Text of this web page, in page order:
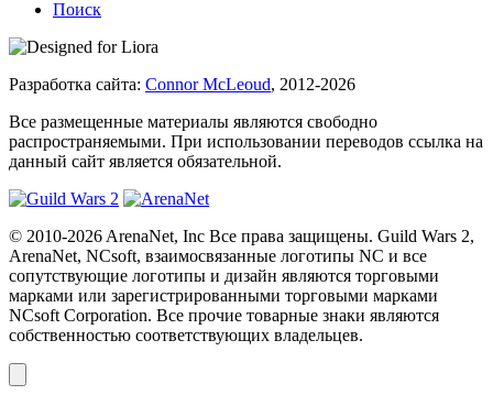
Поиск
Разработка сайта: Connor McLeoud, 2012-2026
Все размещенные материалы являются свободно
распространяемыми. При использовании переводов ссылка на
данный сайт является обязательной.
© 2010-2026 ArenaNet, Inc Все права защищены. Guild Wars 2,
ArenaNet, NCsoft, взаимосвязанные логотипы NC и все
сопутствующие логотипы и дизайн являются торговыми
марками или зарегистрированными торговыми марками
NCsoft Corporation. Все прочие товарные знаки являются
собственностью соответствующих владельцев.